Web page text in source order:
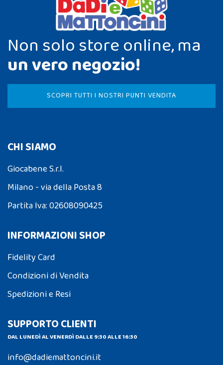
Non solo store online, ma
un vero negozio!
SCOPRI TUTTI I NOSTRI PUNTI VENDITA
CHI SIAMO
Giocabene S.r.l.
Milano - via della Posta 8
Partita Iva: 02608090425
INFORMAZIONI SHOP
Fidelity Card
Condizioni di Vendita
Spedizioni e Resi
SUPPORTO CLIENTI
DAL LUNEDÌ AL VENERDÌ DALLE 9:30 ALLE 16:30
info@dadiemattoncini.it